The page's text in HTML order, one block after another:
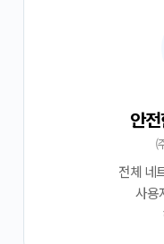
안
(
전체 네
사용